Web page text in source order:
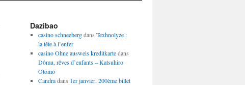
Dazibao
casino schneebergdans Texhnolyze :
la tête à l’enfer
casino Ohne ausweis kreditkartedans
Dômu, rêves d’enfants – Katsuhiro
Otomo
Candradans 1er janvier, 200ème billet